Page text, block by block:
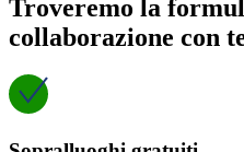
Troveremo la
collaborazione con